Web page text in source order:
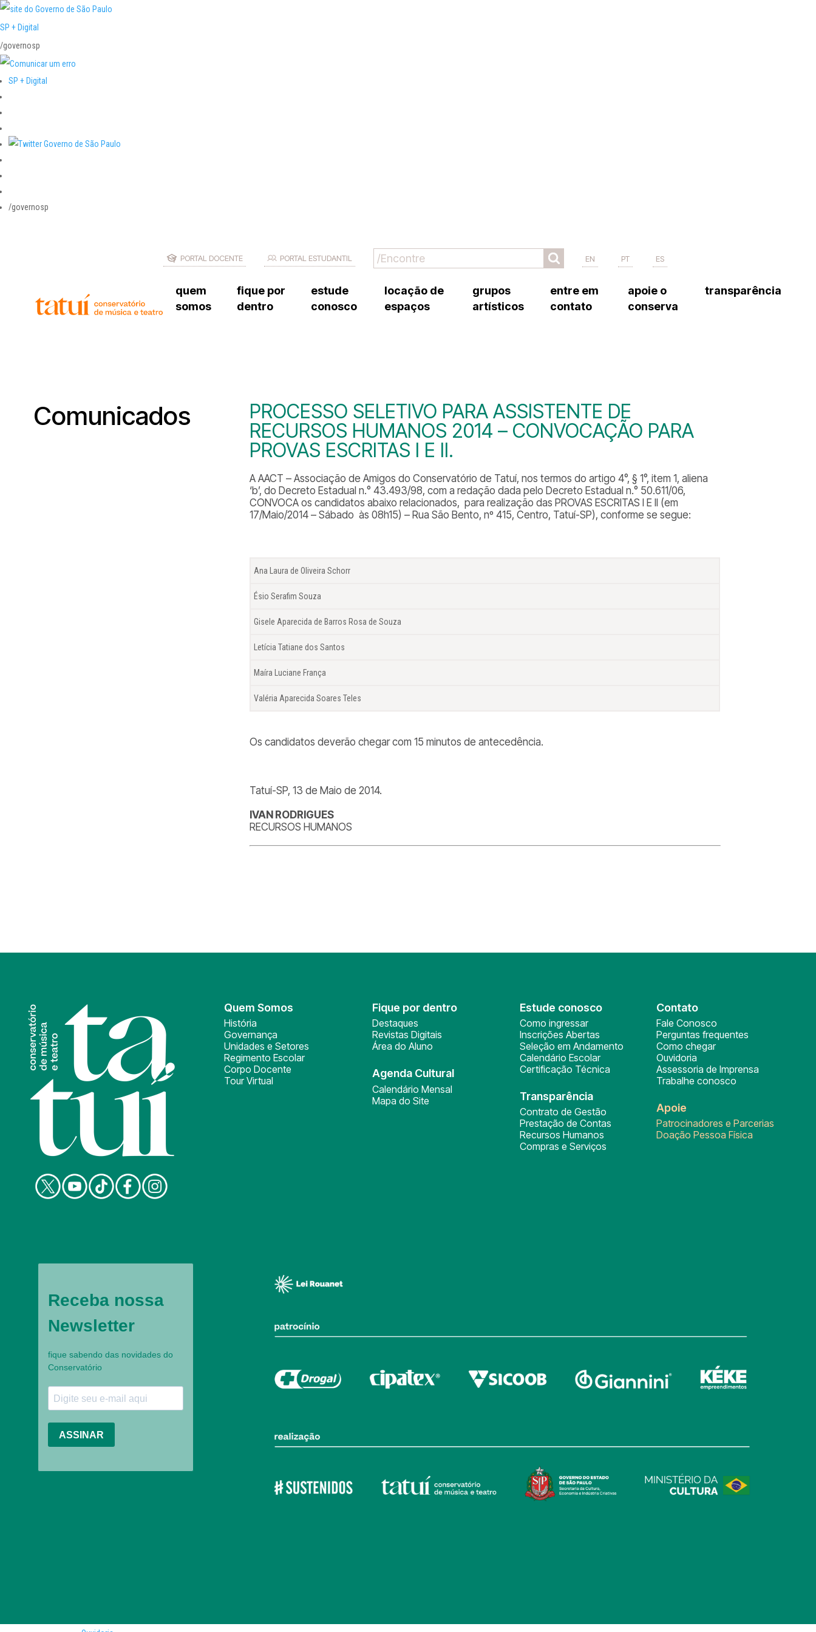
SP + Digital
/governosp
SP + Digital
/governosp
PORTAL DOCENTE PORTAL ESTUDANTIL EN PT ES
quem
somos
fique por
dentro
estude
conosco
locação de
espaços
grupos
artísticos
entre em
contato
assessoria de imprensa
trabalhe conosco
apoie o
conserva
transparência
Comunicados
PROCESSO SELETIVO PARA ASSISTENTE DE
RECURSOS HUMANOS 2014 – CONVOCAÇÃO PARA
PROVAS ESCRITAS I E II.
A AACT – Associação de Amigos do Conservatório de Tatuí, nos termos do artigo 4°, § 1°, item 1, aliena
‘b’, do Decreto Estadual n.° 43.493/98, com a redação dada pelo Decreto Estadual n.° 50.611/06,
CONVOCA os candidatos abaixo relacionados, para realização das PROVAS ESCRITAS I E II (em
17/Maio/2014 – Sábado às 08h15) – Rua São Bento, nº 415, Centro, Tatuí-SP), conforme se segue:
Ana Laura de Oliveira Schorr
Ésio Serafim Souza
Gisele Aparecida de Barros Rosa de Souza
Letícia Tatiane dos Santos
Maíra Luciane França
Valéria Aparecida Soares Teles
Os candidatos deverão chegar com 15 minutos de antecedência.
Tatuí-SP, 13 de Maio de 2014.
IVAN RODRIGUES
RECURSOS HUMANOS
Quem Somos
História
Governança
Unidades e Setores
Regimento Escolar
Corpo Docente
Tour Virtual
Fique por dentro
Destaques
Revistas Digitais
Área do Aluno
Agenda Cultural
Calendário Mensal
Mapa do Site
Estude conosco
Como ingressar
Inscrições Abertas
Seleção em Andamento
Calendário Escolar
Certificação Técnica
Transparência
Contrato de Gestão
Prestação de Contas
Recursos Humanos
Compras e Serviços
Contato
Fale Conosco
Perguntas frequentes
Como chegar
Ouvidoria
Assessoria de Imprensa
Trabalhe conosco
Apoie
Patrocinadores e Parcerias
Doação Pessoa Física